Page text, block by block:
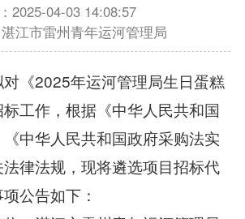
2025-04-03 14:08:57
江市雷州青年运河管理局
2025年运河管理局生日蛋糕
工作，根据《中华人民共和国
中华人民共和国政府采购法实
律法规，现将遴选项目招标代
公告如下：